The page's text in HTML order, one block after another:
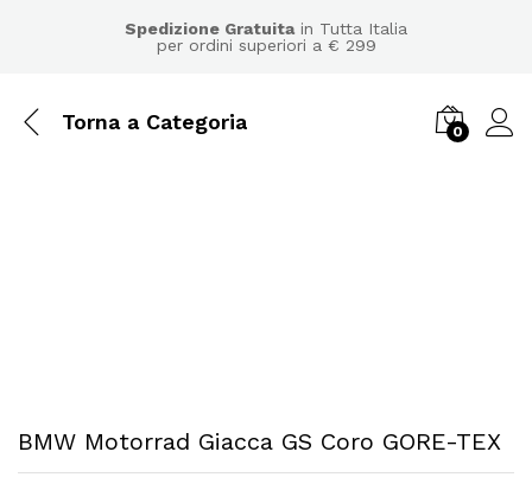
Spedizione Gratuitain Tutta Italia
per ordini superiori a € 299
Torna a Categoria 0
BMW Motorrad Giacca GS Coro GORE-TEX